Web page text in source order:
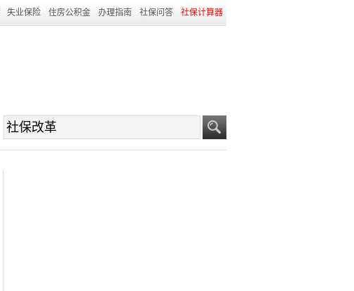
失业保险 住房公积金 办理指南 社保问答 社保计算器